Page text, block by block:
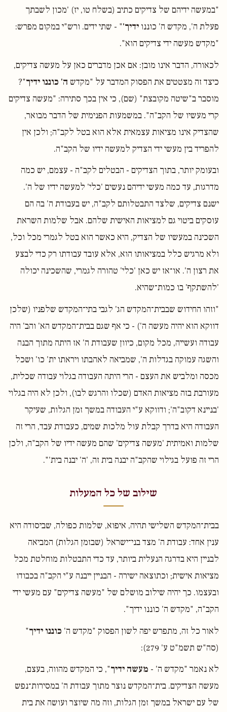
"במעשה ידיהם של צדיקים כתיב (בשלח טו, יז) 'מכון לשבתך
פעלת ה', מקדש ה' כוננו ידיך'" - שתי ידים. ורש"י במקום מפרש:
"מקדש מעשה ידי צדיקים הוא".
לכאורה, הדבר אינו מובן: אם אכן מדברים כאן על מעשה צדיקים,
כיצד זה מצטטים את הפסוק המדבר על "מקדש ה' כוננו ידיך"?
מוסבר ב"שיטה מקובצת" (שם), כי אין בכך סתירה: "מעשה צדיקים
קרי מעשיו של הקב"ה". במשמעות הפנימית של הדבר מבואר,
שהצדיק אינו מציאות עצמאית אלא הוא בטל לקב"ה; ולכן אין
להפריד בין מעשי ידי הצדיק למעשה ידיו של הקב"ה.
ובעומק יותר, בתוך הצדיקים - הבטלים לקב"ה - עצמם, יש כמה
מדרגות, עד כמה מעשי ידיהם נעשים 'כלי' למעשה ידיו של ה'.
ישנם צדיקים, שלצד התבטלותם לקב"ה, יש בעבודת ה' בה הם
עוסקים ביטוי גם למציאות האישית שלהם. אבל שלמות השראת
השכינה במעשיו של הצדיק, היא כאשר הוא בטל לגמרי מכל וכל,
ולא מרגיש כלל במציאותו הוא, אלא עובד עבודתו רק כדי לבצע
את רצון ה'. או־אז יש כאן 'כלי' טהורה לגמרי, שהשכינה יכולה
'להשתקף' בו כמות־שהיא.
"וזהו החידוש שבבית־המקדש הג' לגבי בתי־המקדש שלפניו (שלכן
דווקא הוא יהיה מעשה ה') - כי אף שגם בבית־המקדש הא' והב' היה
עבודה ועשייה, מכל מקום, כיוון שעבודת ה' אז היתה מתוך הבנה
והשגה עמוקה בגדלות ה', שמביאה לאהבתו ויראתו ית' כו' ושכל
מכסה ומלביש את העצם - הרי היתה העבודה בגלוי עבודה שכלית,
מעורבת בזה מציאות האדם (שכלו והרגש לבו), ולכן לא היה בגלוי
'בניינא דקוב"ה'; ודווקא ע"י העבודה במשך זמן הגלות, שעיקר
העבודה היא בדרך קבלת עול מלכות שמים, כעבודת עבד, הרי זה
שלמות ואמיתית 'מעשה צדיקים' שהם מעשה ידיו של הקב"ה, ולכן
הרי זה פועל בגילוי שהקב"ה יבנה בית זה, 'ה' יבנה בית'".
שילוב של כל המעלות
בבית־המקדש השלישי תהיה, איפוא, שלמות כפולה, שביסודה היא
ענין אחד: עבודת ה' מצד בני־ישראל (שבזמן הגלות) המביאה
לבניין היא בדרגה הנעלית ביותר, עד כדי התבטלות מוחלטת מכל
מציאות אישית; וכתוצאה ישירה - הבניין ייבנה ע"י הקב"ה בכבודו
ובעצמו. כך יהיה שילוב מושלם של "מעשה צדיקים" עם מעשי ידי
הקב"ה, "מקדש ה' כוננו ידיך".
לאור כל זה, מתפרש יפה לשון הפסוק "מקדש ה' כוננו ידיך"
(סה"ש תשמ"ט ע' 279):
לא נאמר "מקדש ה' - מעשה ידיך", כי המקדש מהווה, בעצם,
מעשה הצדיקים. בית־המקדש נוצר מתוך עבודת ה' במסירות־נפש
של עם ישראל במשך זמן הגלות, וזה מה שיוצר ועושה את בית